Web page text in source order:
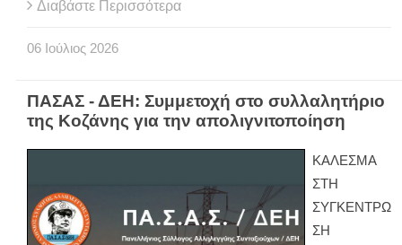
Διαβάστε Περισσότερα
06 Ιούλιος 2026
ΠΑΣΑΣ - ΔΕΗ: Συμμετοχή στο συλλαλητήριο
της Κοζάνης για την απολιγνιτοποίηση
ΚΑΛΕΣΜΑ
ΣΤΗ
ΣΥΓΚΕΝΤΡΩ
ΣΗ